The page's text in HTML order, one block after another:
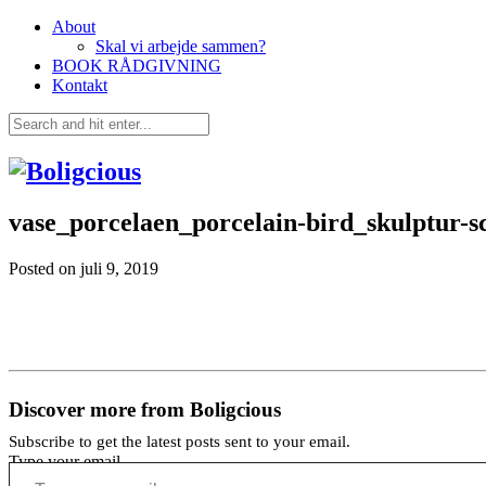
About
Skal vi arbejde sammen?
BOOK RÅDGIVNING
Kontakt
vase_porcelaen_porcelain-bird_skulptur-
Posted on juli 9, 2019
Discover more from Boligcious
Subscribe to get the latest posts sent to your email.
Type your email…